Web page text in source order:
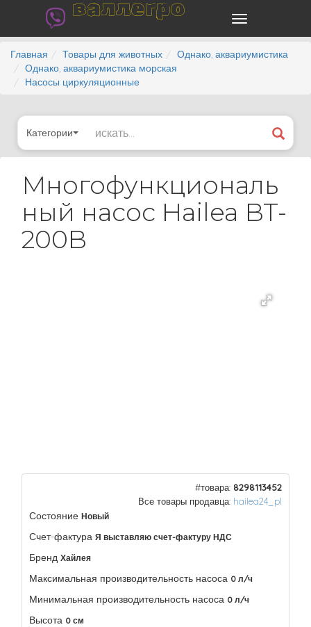
валлегро
Главная Товары для животных
Однако, аквариумистика
Однако, аквариумистика морская
Насосы циркуляционные
Категории
Многофункциональ
ный насос Hailea BT-
200B
#товара: 8298113452
Все товары продавца: hailea24_pl
Состояние Новый
Счет-фактура Я выставляю счет-фактуру НДС
Бренд Хайлея
Максимальная производительность насоса 0 л/ч
Минимальная производительность насоса 0 л/ч
Высота 0 см